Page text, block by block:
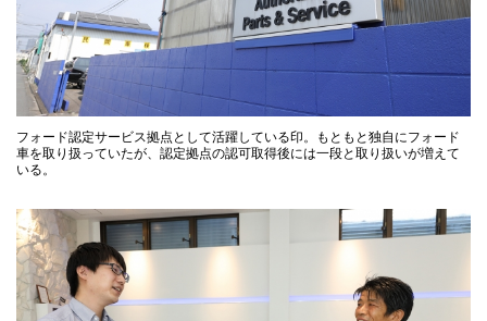
フォード認定サービス拠点として活躍している印。もともと独自にフォード
車を取り扱っていたが、認定拠点の認可取得後には一段と取り扱いが増えて
いる。